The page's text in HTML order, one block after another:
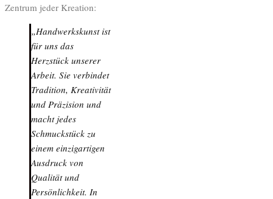
Zentrum jeder Kreation:
„Handwerkskunst ist
für uns das
Herzstück unserer
Arbeit. Sie verbindet
Tradition, Kreativität
und Präzision und
macht jedes
Schmuckstück zu
einem einzigartigen
Ausdruck von
Qualität und
Persönlichkeit. In